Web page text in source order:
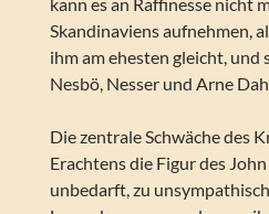
Skandinaviens aufnehmen,
ihm am ehesten gleicht, und
Nesbö, Nesser und Arne
Die zentrale Schwäche des
Erachtens die Figur des
unbedarft, zu